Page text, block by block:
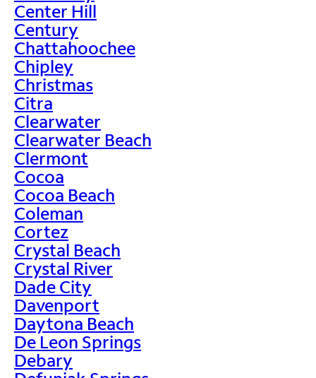
Center Hill
Century
Chattahoochee
Chipley
Christmas
Citra
Clearwater
Clearwater Beach
Clermont
Cocoa
Cocoa Beach
Coleman
Cortez
Crystal Beach
Crystal River
Dade City
Davenport
Daytona Beach
De Leon Springs
Debary